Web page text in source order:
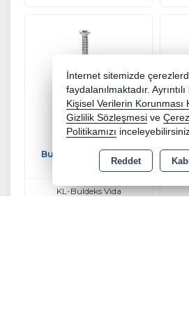
Buldeks Vida Buldex
7,5x150 mm
KL-Buldeks Vida
İnternet sitemizde
faydalanılmaktadır.
Kişisel Verilerin Korunması
Gizlilik Sözleşmesi ve Çerez
Politikamızı
Reddet